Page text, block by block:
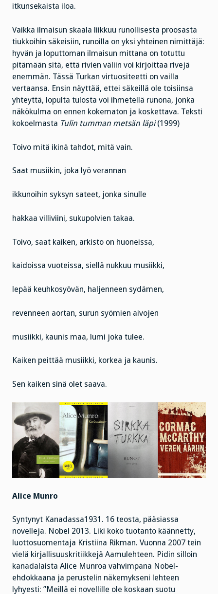
itkunsekaista iloa.
Vaikka ilmaisun skaala liikkuu runollisesta proosasta
tiukkoihin säkeisiin, runoilla on yksi yhteinen nimittäjä:
hyvän ja loputtoman ilmaisun mittana on totuttu
pitämään sitä, että rivien väliin voi kirjoittaa rivejä
enemmän. Tässä Turkan virtuositeetti on vailla
vertaansa. Ensin näyttää, ettei säkeillä ole toisiinsa
yhteyttä, lopulta tulosta voi ihmetellä runona, jonka
näkökulma on ennen kokematon ja koskettava. Teksti
kokoelmasta Tulin tumman metsän läpi(1999)
Toivo mitä ikinä tahdot, mitä vain.
Saat musiikin, joka lyö verannan
ikkunoihin syksyn sateet, jonka sinulle
hakkaa villiviini, sukupolvien takaa.
Toivo, saat kaiken, arkisto on huoneissa,
kaidoissa vuoteissa, siellä nukkuu musiikki,
lepää keuhkosyövän, haljenneen sydämen,
revenneen aortan, surun syömien aivojen
musiikki, kaunis maa, lumi joka tulee.
Kaiken peittää musiikki, korkea ja kaunis.
Sen kaiken sinä olet saava.
Alice Munro
Syntynyt Kanadassa1931. 16 teosta, pääsiassa
novelleja. Nobel 2013. Liki koko tuotanto käännetty,
luottosuomentaja Kristiina Rikman. Vuonna 2007 tein
vielä kirjallisuuskritiikkejä Aamulehteen. Pidin silloin
kanadalaista Alice Munroa vahvimpana Nobel-
ehdokkaana ja perustelin näkemykseni lehteen
lyhyesti: ”Meillä ei novellille ole koskaan suotu